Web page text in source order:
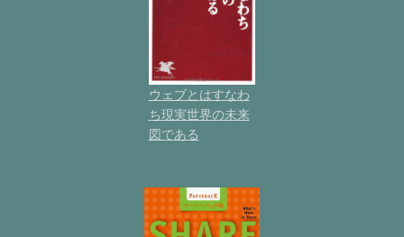
ウェブとはすなわ
ち現実世界の未来
図である